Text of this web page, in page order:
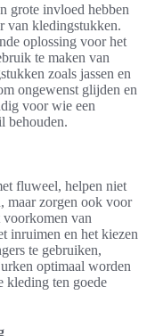
grote invloed hebben
van kledingstukken.
oplossing voor het
te maken van
zoals jassen en
ongewenst glijden en
voor wie een
behouden.
fluweel, helpen niet
maar zorgen ook voor
voorkomen van
inruimen en het kiezen
te gebruiken,
optimaal worden
kleding ten goede